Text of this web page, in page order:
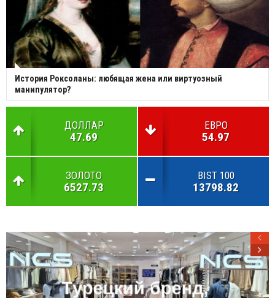
История Роксоланы: любящая жена или виртуозный
манипулятор?
ДОЛЛАР
47.69
ЕВРО
54.97
ЗОЛОТО
6527.73
BIST 100
13798.82